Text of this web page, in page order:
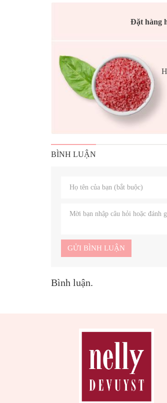
Đặt hàng
BÌNH LUẬN
GỬI BÌNH LUẬN
Bình luận.